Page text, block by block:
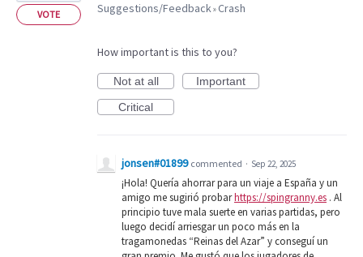
VOTE
Suggestions/Feedback»Crash
How important is this to you?
Not at all
Important
Critical
jonsen#01899 commented · Sep 22, 2025
¡Hola! Quería ahorrar para un viaje a España y un
amigo me sugirió probarhttps://spingranny.es . Al
principio tuve mala suerte en varias partidas, pero
luego decidí arriesgar un poco más en la
tragamonedas “Reinas del Azar” y conseguí un